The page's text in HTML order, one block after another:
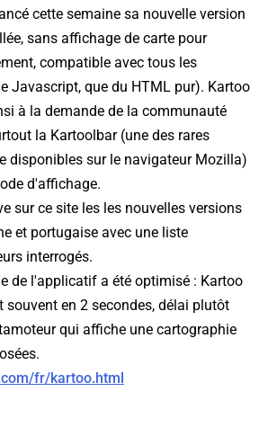
cette semaine sa nouvelle version
sans affichage de carte pour
compatible avec tous les
Javascript, que du HTML pur). Kartoo
à la demande de la communauté
la Kartoolbar (une des rares
disponibles sur le navigateur Mozilla)
d'affichage.
sur ce site les les nouvelles versions
et portugaise avec une liste
interrogés.
de l'applicatif a été optimisé : Kartoo
souvent en 2 secondes, délai plutôt
qui affiche une cartographie
fr/kartoo.html